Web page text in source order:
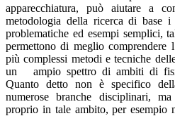
apparecchiatura, può aiutare a
metodologia della ricerca di base
problematiche ed esempi semplici,
permettono di meglio comprendere
più complessi metodi e tecniche
un ampio spettro di ambiti di
Quanto detto non è specifico
numerose branche disciplinari,
proprio in tale ambito, per esempio